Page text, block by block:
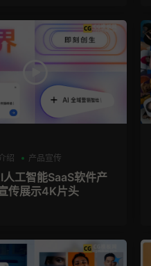
绍 产品宣传
工智能SaaS软件产
传展示4K片头